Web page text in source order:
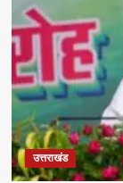
उत्तराखंड